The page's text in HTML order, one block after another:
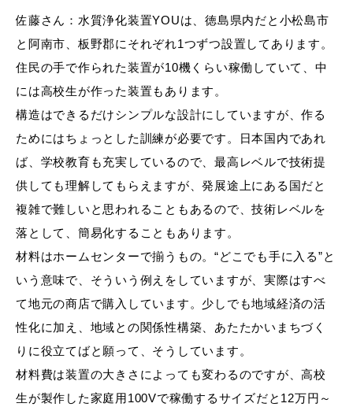
佐藤さん：水質浄化装置YOUは、徳島県内だと小松島市
と阿南市、板野郡にそれぞれ1つずつ設置してあります。
住民の手で作られた装置が10機くらい稼働していて、中
には高校生が作った装置もあります。
構造はできるだけシンプルな設計にしていますが、作る
ためにはちょっとした訓練が必要です。日本国内であれ
ば、学校教育も充実しているので、最高レベルで技術提
供しても理解してもらえますが、発展途上にある国だと
複雑で難しいと思われることもあるので、技術レベルを
落として、簡易化することもあります。
材料はホームセンターで揃うもの。“どこでも手に入る”と
いう意味で、そういう例えをしていますが、実際はすべ
て地元の商店で購入しています。少しでも地域経済の活
性化に加え、地域との関係性構築、あたたかいまちづく
りに役立てばと願って、そうしています。
材料費は装置の大きさによっても変わるのですが、高校
生が製作した家庭用100Vで稼働するサイズだと12万円～